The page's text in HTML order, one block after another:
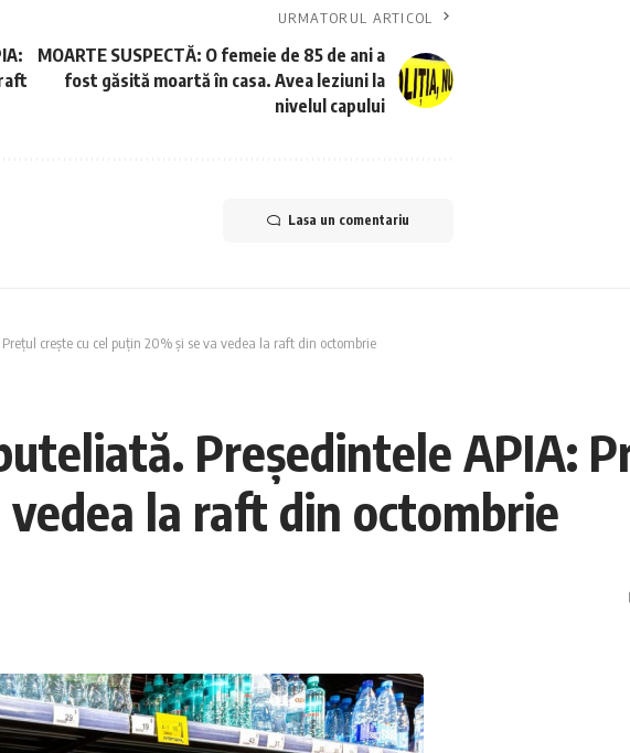
URMATORUL ARTICOL
MOARTE SUSPECTĂ: O femeie de 85 de ani a
fost găsită moartă în casa. Avea leziuni la
nivelul capului
Lasa un comentariu
crește cu cel puțin 20% și se va vedea la raft din octombrie
Președintele APIA:
la raft din octombrie